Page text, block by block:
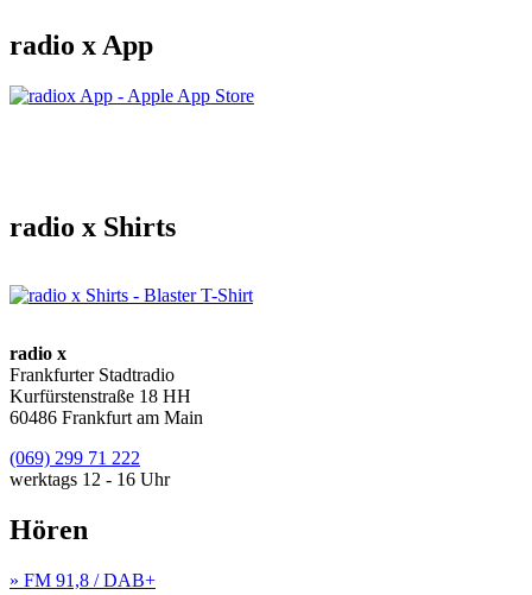
radio x App
radio x Shirts
radio x
Frankfurter Stadtradio
Kurfürstenstraße 18 HH
60486 Frankfurt am Main
(069) 299 71 222
werktags 12 - 16 Uhr
Hören
» FM 91,8 / DAB+